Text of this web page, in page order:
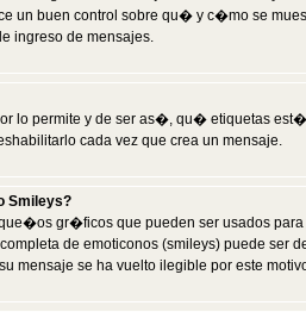
un buen control sobre qu� y c�mo se
ingreso de mensajes.
lo permite y de ser as�, qu� etiquetas
cada vez que crea un mensaje.
Smileys?
gr�ficos que pueden ser usados
de emoticonos (smileys) puede
mensaje se ha vuelto ilegible por este